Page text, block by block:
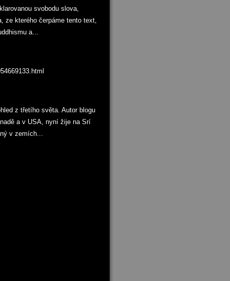
svobodu slova,
ze kterého čerpáme tento text,
a...
z třetího světa. Autor blogu
a v USA, nyní žije na Srí
v zemích...